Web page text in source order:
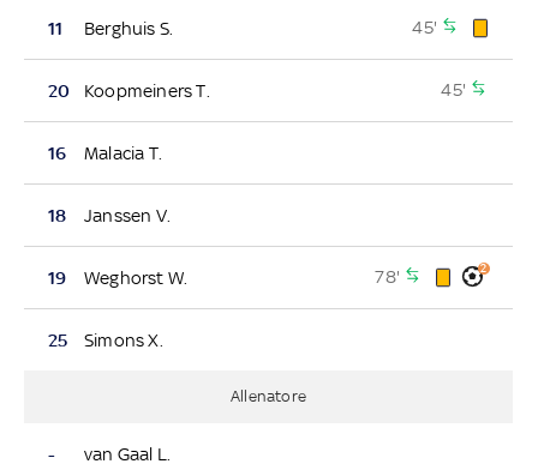
11 Berghuis S. 45'
20 Koopmeiners T. 45'
16 Malacia T.
18 Janssen V.
19 Weghorst W. 78' 2
25 Simons X.
Allenatore
- van Gaal L.